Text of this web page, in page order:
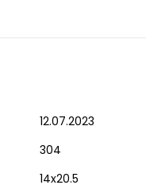
12.07.2023
304
14x20.5